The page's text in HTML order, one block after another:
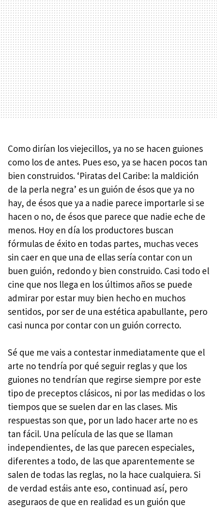
Como dirían los viejecillos, ya no se hacen guiones
como los de antes. Pues eso, ya se hacen pocos tan
bien construidos. ‘Piratas del Caribe: la maldición
de la perla negra’ es un guión de ésos que ya no
hay, de ésos que ya a nadie parece importarle si se
hacen o no, de ésos que parece que nadie eche de
menos. Hoy en día los productores buscan
fórmulas de éxito en todas partes, muchas veces
sin caer en que una de ellas sería contar con un
buen guión, redondo y bien construido. Casi todo el
cine que nos llega en los últimos años se puede
admirar por estar muy bien hecho en muchos
sentidos, por ser de una estética apabullante, pero
casi nunca por contar con un guión correcto.
Sé que me vais a contestar inmediatamente que el
arte no tendría por qué seguir reglas y que los
guiones no tendrían que regirse siempre por este
tipo de preceptos clásicos, ni por las medidas o los
tiempos que se suelen dar en las clases. Mis
respuestas son que, por un lado hacer arte no es
tan fácil. Una película de las que se llaman
independientes, de las que parecen especiales,
diferentes a todo, de las que aparentemente se
salen de todas las reglas, no la hace cualquiera. Si
de verdad estáis ante eso, continuad así, pero
aseguraos de que en realidad es un guión que